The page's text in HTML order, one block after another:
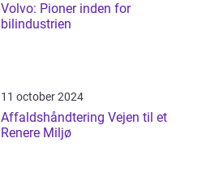
Volvo: Pioner inden for
bilindustrien
11 october 2024
Affaldshåndtering Vejen til et
Renere Miljø